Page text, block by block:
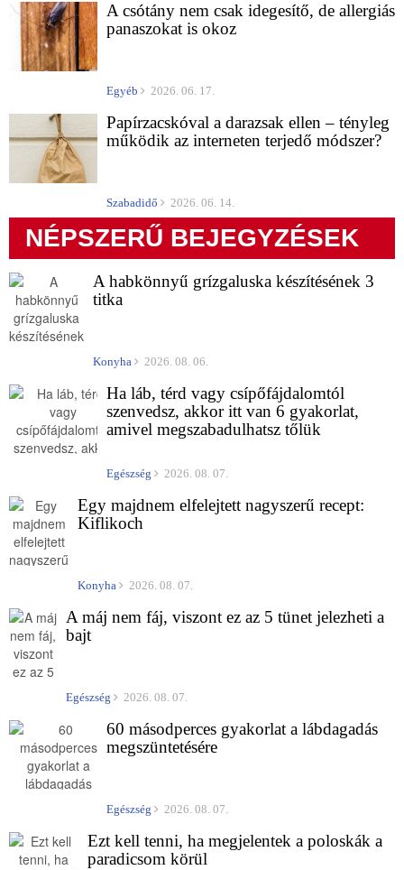
A csótány nem csak idegesítő, de allergiás
panaszokat is okoz
Egyéb 2026. 06. 17.
Papírzacskóval a darazsak ellen – tényleg
működik az interneten terjedő módszer?
Szabadidő 2026. 06. 14.
NÉPSZERŰ BEJEGYZÉSEK
A habkönnyű grízgaluska készítésének 3
titka
Konyha 2026. 08. 06.
Ha láb, térd vagy csípőfájdalomtól
szenvedsz, akkor itt van 6 gyakorlat,
amivel megszabadulhatsz tőlük
Egészség 2026. 08. 07.
Egy majdnem elfelejtett nagyszerű recept:
Kiflikoch
Konyha 2026. 08. 07.
A máj nem fáj, viszont ez az 5 tünet jelezheti a
bajt
Egészség 2026. 08. 07.
60 másodperces gyakorlat a lábdagadás
megszüntetésére
Egészség 2026. 08. 07.
Ezt kell tenni, ha megjelentek a poloskák a
paradicsom körül